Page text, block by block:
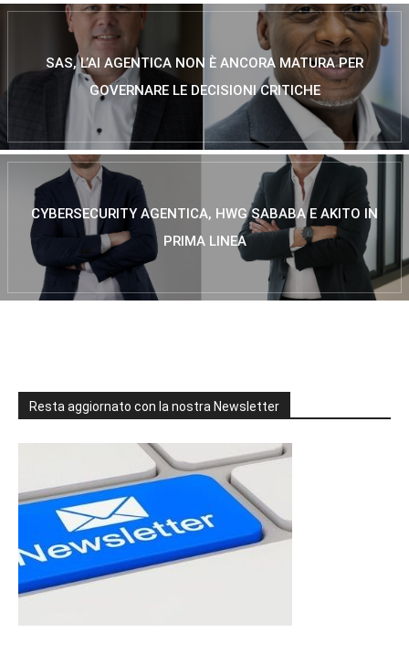
SAS, L’AI AGENTICA NON È ANCORA MATURA PER
GOVERNARE LE DECISIONI CRITICHE
CYBERSECURITY AGENTICA, HWG SABABA E AKITO IN
PRIMA LINEA
Resta aggiornato con la nostra Newsletter